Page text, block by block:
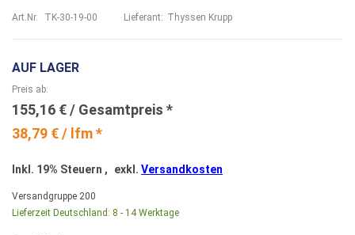
Bildergalerie
springen
Art.Nr. TK-30-19-00 Lieferant: Thyssen Krupp
AUF LAGER
38,79 € / lfm *
Preis ab
155,16 €
Inkl. 19% Steuern , exkl. Versandkosten
Versandgruppe 200
Lieferzeit Deutschland: 8 - 14 Werktage